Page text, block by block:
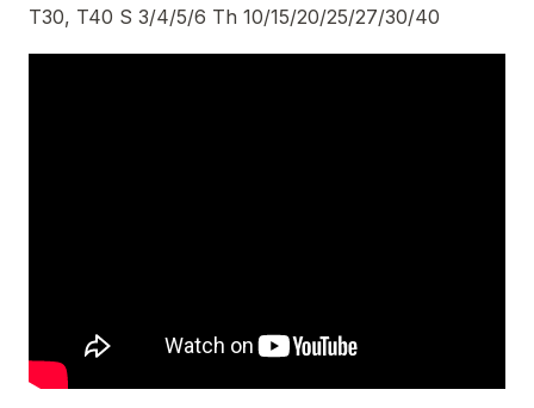
T30, T40 S 3/4/5/6 Th 10/15/20/25/27/30/40